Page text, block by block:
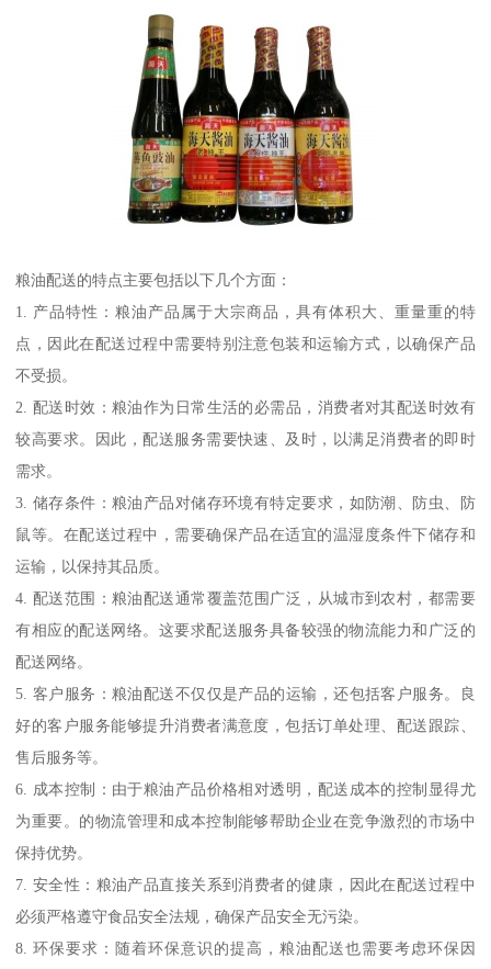
粮油配送的特点主要包括以下几个方面：
1. 产品特性：粮油产品属于大宗商品，具有体积大、重量重的特
点，因此在配送过程中需要特别注意包装和运输方式，以确保产品
不受损。
2. 配送时效：粮油作为日常生活的必需品，消费者对其配送时效有
较高要求。因此，配送服务需要快速、及时，以满足消费者的即时
需求。
3. 储存条件：粮油产品对储存环境有特定要求，如防潮、防虫、防
鼠等。在配送过程中，需要确保产品在适宜的温湿度条件下储存和
运输，以保持其品质。
4. 配送范围：粮油配送通常覆盖范围广泛，从城市到农村，都需要
有相应的配送网络。这要求配送服务具备较强的物流能力和广泛的
配送网络。
5. 客户服务：粮油配送不仅仅是产品的运输，还包括客户服务。良
好的客户服务能够提升消费者满意度，包括订单处理、配送跟踪、
售后服务等。
6. 成本控制：由于粮油产品价格相对透明，配送成本的控制显得尤
为重要。的物流管理和成本控制能够帮助企业在竞争激烈的市场中
保持优势。
7. 安全性：粮油产品直接关系到消费者的健康，因此在配送过程中
必须严格遵守食品安全法规，确保产品安全无污染。
8. 环保要求：随着环保意识的提高，粮油配送也需要考虑环保因